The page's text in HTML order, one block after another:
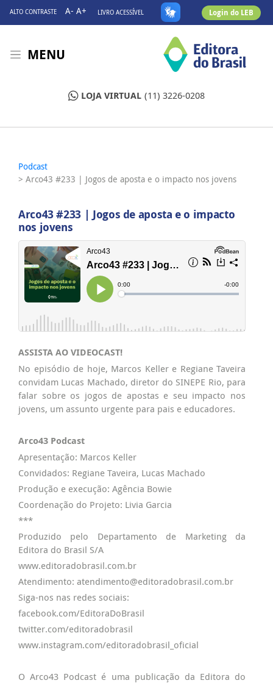
ALTO CONTRASTE A- A+ LIVRO ACESSÍVEL Login do LEB
MENU
LOJA VIRTUAL (11) 3226-0208
Podcast
> Arco43 #233 | Jogos de aposta e o impacto nos jovens
Arco43 #233 | Jogos de aposta e o impacto
nos jovens
ASSISTA AO VIDEOCAST!
No episódio de hoje, Marcos Keller e Regiane Taveira
convidam Lucas Machado, diretor do SINEPE Rio, para
falar sobre os jogos de apostas e seu impacto nos
jovens, um assunto urgente para pais e educadores.
Arco43 Podcast
Apresentação: Marcos Keller
Convidados: Regiane Taveira, Lucas Machado
Produção e execução: Agência Bowie
Coordenação do Projeto: Livia Garcia
***
Produzido pelo Departamento de Marketing da
Editora do Brasil S/A
www.editoradobrasil.com.br
Atendimento: atendimento@editoradobrasil.com.br
Siga-nos nas redes sociais:
facebook.com/EditoraDoBrasil
twitter.com/editoradobrasil
www.instagram.com/editoradobrasil_oficial
O Arco43 Podcast é uma publicação da Editora do